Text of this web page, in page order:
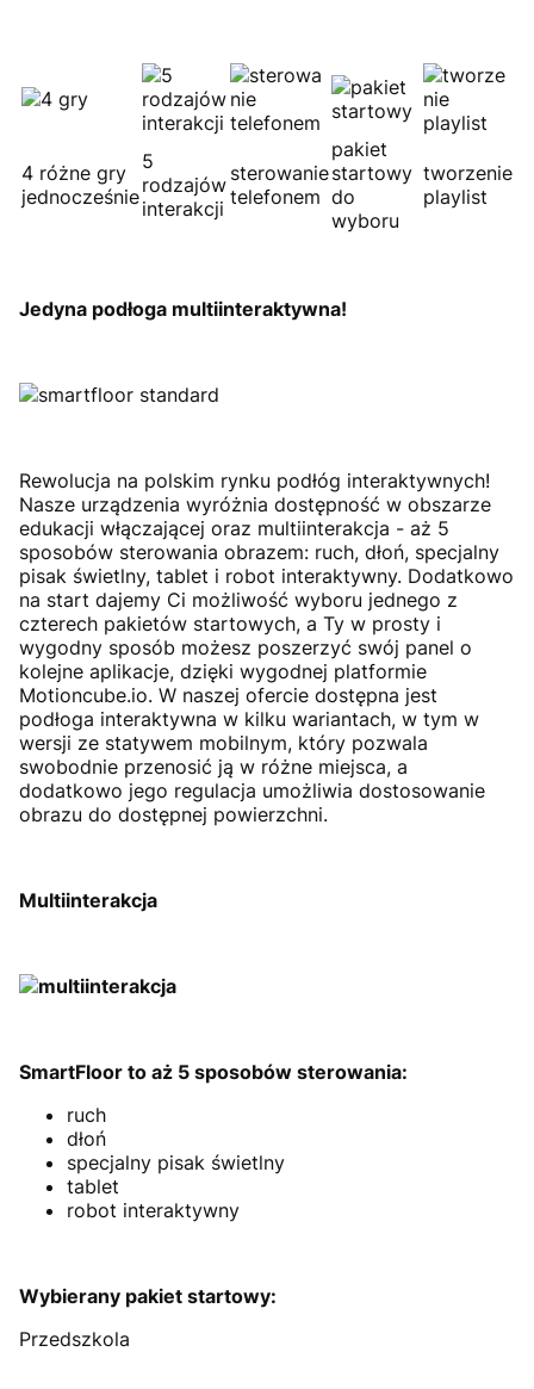
4 różne gry
jednocześnie
5
rodzajów
interakcji
sterowanie
telefonem
pakiet
startowy
do
wyboru
tworzenie
playlist
Jedyna podłoga multiinteraktywna!
Rewolucja na polskim rynku podłóg interaktywnych!
Nasze urządzenia wyróżnia dostępność w obszarze
edukacji włączającej oraz multiinterakcja - aż 5
sposobów sterowania obrazem: ruch, dłoń, specjalny
pisak świetlny, tablet i robot interaktywny. Dodatkowo
na start dajemy Ci możliwość wyboru jednego z
czterech pakietów startowych, a Ty w prosty i
wygodny sposób możesz poszerzyć swój panel o
kolejne aplikacje, dzięki wygodnej platformie
Motioncube.io. W naszej ofercie dostępna jest
podłoga interaktywna w kilku wariantach, w tym w
wersji ze statywem mobilnym, który pozwala
swobodnie przenosić ją w różne miejsca, a
dodatkowo jego regulacja umożliwia dostosowanie
obrazu do dostępnej powierzchni.
Multiinterakcja
SmartFloor to aż 5 sposobów sterowania:
ruch
dłoń
specjalny pisak świetlny
tablet
robot interaktywny
Wybierany pakiet startowy:
Przedszkola